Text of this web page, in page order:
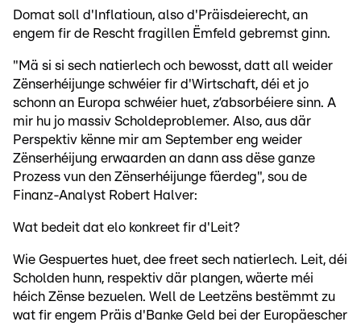
Domat soll d'Inflatioun, also d'Präisdeierecht, an
engem fir de Rescht fragillen Ëmfeld gebremst ginn.
"Mä si si sech natierlech och bewosst, datt all weider
Zënserhéijunge schwéier fir d'Wirtschaft, déi et jo
schonn an Europa schwéier huet, z’absorbéiere sinn. A
mir hu jo massiv Scholdeproblemer. Also, aus där
Perspektiv kënne mir am September eng weider
Zënserhéijung erwaarden an dann ass dëse ganze
Prozess vun den Zënserhéijunge fäerdeg", sou de
Finanz-Analyst Robert Halver:
Wat bedeit dat elo konkreet fir d'Leit?
Wie Gespuertes huet, dee freet sech natierlech. Leit, déi
Scholden hunn, respektiv där plangen, wäerte méi
héich Zënse bezuelen. Well de Leetzëns bestëmmt zu
wat fir engem Präis d'Banke Geld bei der Europäescher